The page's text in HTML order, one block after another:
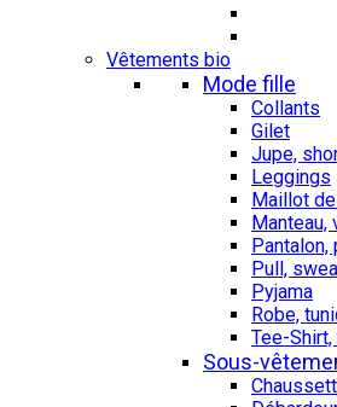
Vêtements bio
Mode fille
Collants
Gilet
Jupe,
Leggings
Maillot
Pantalon,
Pull,
Pyjama
Robe,
Tee-
Sous-